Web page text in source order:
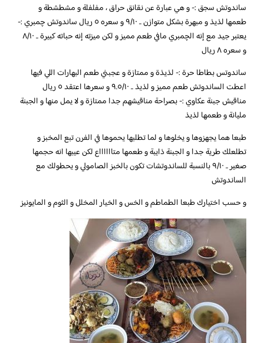
ساندوتش سجق :- و هي عبارة عن نقانق حراق ، مفلفلة و مشطشطة و
طعمها لذيذ و مبهرة بشكل متوازن .. ٩/١٠ و سعره ٥ ريال ساندوتش چمبري :-
يعتبر جيد مع إنه الچمبري مافي طعم مميز و لكن ميزته إنه حباته كبيرة .. ٨/١٠
و سعره ٨ ريال
ساندوتس بطاطا حرة :- لذيذة و ممتازة و عجبني طعم البهارات اللي فيها
اعطت الساندوتش طعم مميز و لذيذ .. ٩.٥/١٠ و سعرها اعتقد ٥ ريال
مناقيش جبنة عكاوي :- بصراحة مناقيشهم جدا ممتازة و لا يمل منها و الجبنة
مليانة و طعمها لذيذ
طبعا هما يجهزوها و يخلوها و لما تطلبها يحموها في الفرن تبع المخبز و
تطلعلك طرية جدا و الجبنة ذايبة و طعمها متااااااع لكن عيبها انه حجمها
صغير .. ٩/١٠ بالنسبة للساندوتشات تكون بالخبز الصامولي و يحطولك مع
الساندوتش
و حسب اختيارك طبعا الطماطم و الخس و الخيار المخلل و الثوم و المايونيز